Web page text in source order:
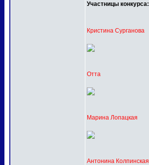
Участницы конкурса:
Кристина Сурганова
Отта
Марина Лопацкая
Антонина Колпинская